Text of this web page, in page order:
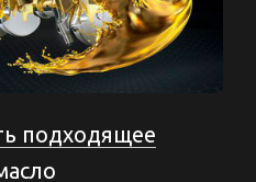
подходящее